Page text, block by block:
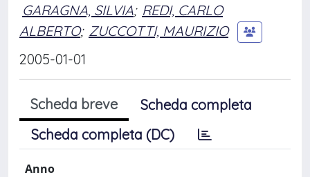
GARAGNA, SILVIA; REDI, CARLO
ALBERTO; ZUCCOTTI, MAURIZIO
2005-01-01
Scheda breve
Scheda completa
Scheda completa (DC)
Anno